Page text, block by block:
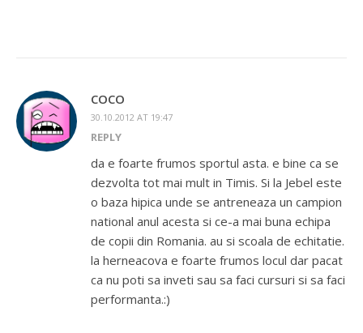
COCO
30.10.2012 AT 19:47
REPLY
da e foarte frumos sportul asta. e bine ca se
dezvolta tot mai mult in Timis. Si la Jebel este
o baza hipica unde se antreneaza un campion
national anul acesta si ce-a mai buna echipa
de copii din Romania. au si scoala de echitatie.
la herneacova e foarte frumos locul dar pacat
ca nu poti sa inveti sau sa faci cursuri si sa faci
performanta.:)